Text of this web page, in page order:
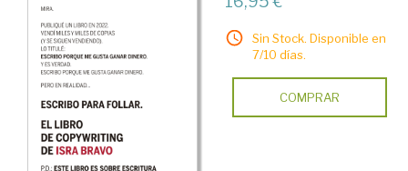
Sin Stock. Disponible en
7/10 días.
COMPRAR